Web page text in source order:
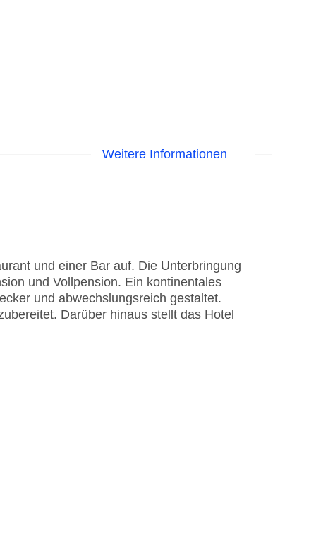
Weitere Informationen
und einer Bar auf. Die Unterbringung
und Vollpension. Ein kontinentales
und abwechslungsreich gestaltet.
Darüber hinaus stellt das Hotel